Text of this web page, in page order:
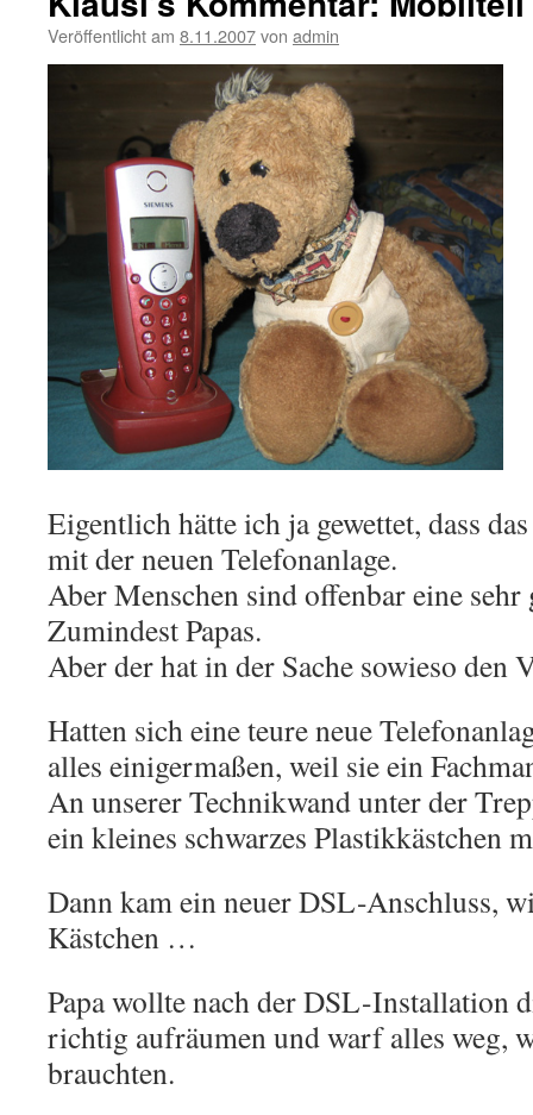
Veröffentlicht am 8.11.2007von admin
Eigentlich hätte ich ja gewettet, dass
mit der neuen Telefonanlage.
Aber Menschen sind offenbar eine sehr
Zumindest Papas.
Aber der hat in der Sache sowieso den
Hatten sich eine teure neue
alles einigermaßen, weil sie ein
An unserer Technikwand unter der
ein kleines schwarzes Plastikkästchen
Dann kam ein neuer DSL-Anschluss,
Kästchen …
Papa wollte nach der DSL-Installation
richtig aufräumen und warf alles weg,
brauchten.